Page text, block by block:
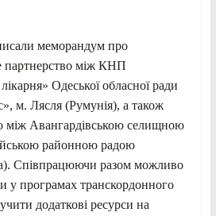
меморандум про
партнерство між КНП
Одеської обласної ради
м. Лясля (Румунія), а також
між Авангардівською селищною
районною радою
Співпрацюючи разом можливо
у програмах транскордонного
додаткові ресурси на